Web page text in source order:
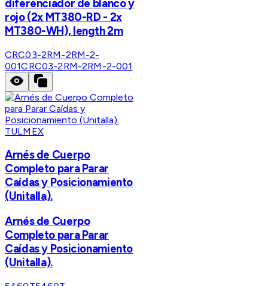
diferenciador de blanco y
rojo (2x MT380-RD - 2x
MT380-WH), length 2m
CRC03-2RM-2RM-2-
001CRC03-2RM-2RM-2-001
TULMEX
Arnés de Cuerpo
Completo para Parar
Caídas y Posicionamiento
(Unitalla).
Arnés de Cuerpo
Completo para Parar
Caídas y Posicionamiento
(Unitalla).